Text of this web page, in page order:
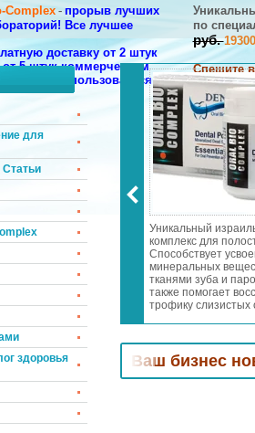
Complex- прорыв лучших
Все лучшее
доставку от 2 штук
5 штук коммерческим
воспользоваться
по
руб.19300
Спешите
нашим
для
здоровья
предложение
цены и подарки!
к Вам
которые уже хотели
Вашим конкурентам.
Уникальный
комплекс для
Способствует
минеральных
тканями зуба и
также помогает
трофику слизистых
чувствительность
дёсен.
в Ваш бизнес новых